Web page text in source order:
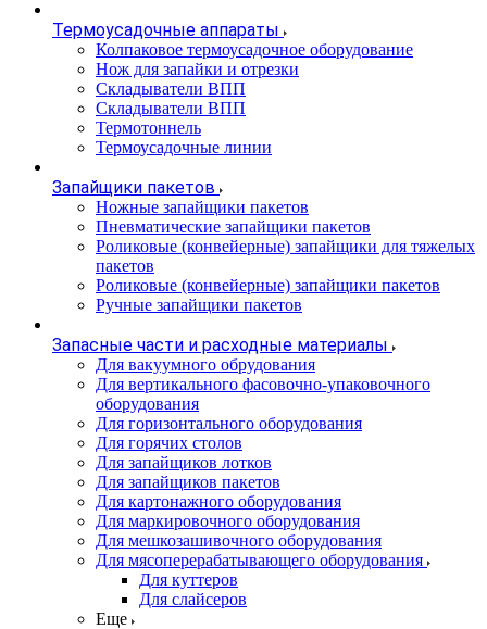
Термоусадочные аппараты
Колпаковое термоусадочное оборудование
Нож для запайки и отрезки
Складыватели ВПП
Складыватели ВПП
Термотоннель
Термоусадочные линии
Запайщики пакетов
Ножные запайщики пакетов
Пневматические запайщики пакетов
Роликовые (конвейерные) запайщики для тяжелых
пакетов
Роликовые (конвейерные) запайщики пакетов
Ручные запайщики пакетов
Запасные части и расходные материалы
Для вакуумного обрудования
Для вертикального фасовочно-упаковочного
оборудования
Для горизонтального оборудования
Для горячих столов
Для запайщиков лотков
Для запайщиков пакетов
Для картонажного оборудования
Для маркировочного оборудования
Для мешкозашивочного оборудования
Для мясоперерабатывающего оборудования
Для куттеров
Для слайсеров
Еще